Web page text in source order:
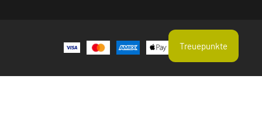
Treuepunkte